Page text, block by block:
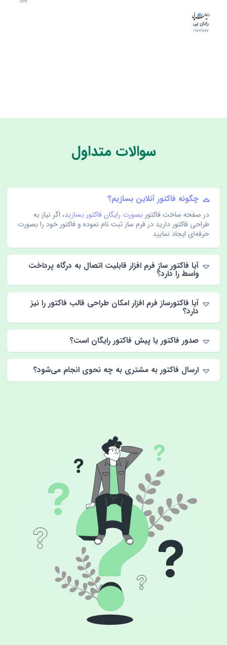
سوالات متداول
چگونه فاکتور آنلاین بسازیم؟
در صفحه ساخت فاکتور بصورت رایگان فاکتور بسازید، اگر نیاز به
طراحی فاکتور دارید در فرم ساز ثبت نام نموده و فاکتور خود را بصورت
حرفه‌ای ایجاد نمایید
آیا فاکتور ساز فرم افزار قابلیت اتصال به درگاه پرداخت
واسط را دارد؟
آیا فاکتورساز فرم افزار امکان طراحی قالب فاکتور را نیز
دارد؟
صدور فاکتور یا پیش فاکتور رایگان است؟
ارسال فاکتور به مشتری به چه نحوی انجام می‌شود؟